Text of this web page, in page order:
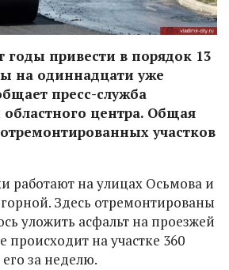
годы привести в порядок 13
на одиннадцати уже
пресс-служба
центра. Общая
участков
работают на улицах Осьмова и
Здесь отремонтированы
уложить асфальт на проезжей
происходит на участке 360
за неделю.